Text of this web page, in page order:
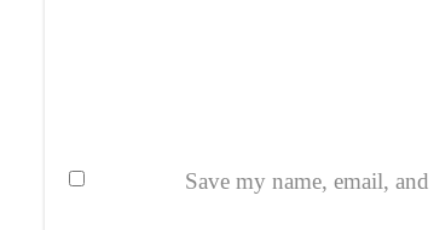
Save my name, email,